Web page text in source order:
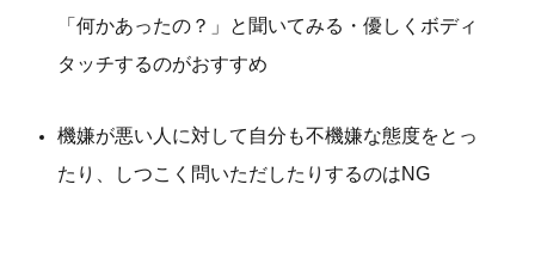
「何かあったの？」と聞いてみる・優しくボディ
タッチするのがおすすめ
機嫌が悪い人に対して自分も不機嫌な態度をとっ
たり、しつこく問いただしたりするのはNG